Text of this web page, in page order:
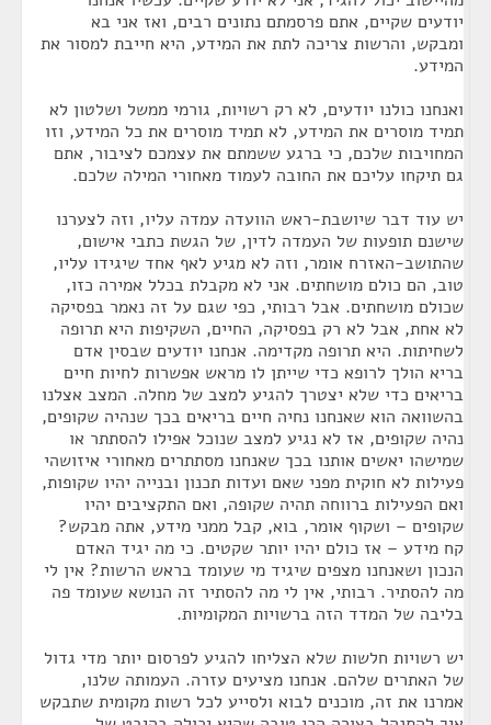
יודעים שקיים, אתם פרסמתם נתונים רבים, ואז אני בא
ומבקש, והרשות צריכה לתת את המידע, היא חייבת למסור את
המידע.
ואנחנו כולנו יודעים, לא רק רשויות, גורמי ממשל ושלטון לא
תמיד מוסרים את המידע, לא תמיד מוסרים את כל המידע, וזו
המחויבות שלכם, כי ברגע ששמתם את עצמכם לציבור, אתם
גם תיקחו עליכם את החובה לעמוד מאחורי המילה שלכם.
יש עוד דבר שיושבת-ראש הוועדה עמדה עליו, וזה לצערנו
שישנם תופעות של העמדה לדין, של הגשת כתבי אישום,
שהתושב-האזרח אומר, וזה לא מגיע לאף אחד שיגידו עליו,
טוב, הם כולם מושחתים. אני לא מקבלת בכלל אמירה כזו,
שכולם מושחתים. אבל רבותי, כפי שגם על זה נאמר בפסיקה
לא אחת, אבל לא רק בפסיקה, החיים, השקיפות היא תרופה
לשחיתות. היא תרופה מקדימה. אנחנו יודעים שבסין אדם
בריא הולך לרופא כדי שייתן לו מראש אפשרות לחיות חיים
בריאים כדי שלא יצטרך להגיע למצב של מחלה. המצב אצלנו
בהשוואה הוא שאנחנו נחיה חיים בריאים בכך שנהיה שקופים,
נהיה שקופים, אז לא נגיע למצב שנוכל אפילו להסתתר או
שמישהו יאשים אותנו בכך שאנחנו מסתתרים מאחורי איזושהי
פעילות לא חוקית מפני שאם ועדות תכנון ובנייה יהיו שקופות,
ואם הפעילות ברווחה תהיה שקופה, ואם התקציבים יהיו
שקופים – ושקוף אומר, בוא, קבל ממני מידע, אתה מבקש?
קח מידע – אז כולם יהיו יותר שקטים. כי מה יגיד האדם
הנכון ושאנחנו מצפים שיגיד מי שעומד בראש הרשות? אין לי
מה להסתיר. רבותי, אין לי מה להסתיר זה הנושא שעומד פה
בליבה של המדד הזה ברשויות המקומיות.
יש רשויות חלשות שלא הצליחו להגיע לפרסום יותר מדי גדול
של האתרים שלהם. אנחנו מציעים עזרה. העמותה שלנו,
אמרנו את זה, מוכנים לבוא ולסייע לכל רשות מקומית שתבקש